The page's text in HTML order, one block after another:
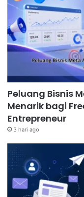
Peluang Bisnis
Menarik bagi
Entrepreneur
3 hari ago